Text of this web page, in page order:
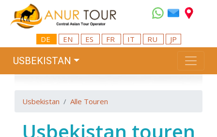
DE EN ES FR IT RU JP
USBEKISTAN
Usbekistan Alle Touren
Usbekistan touren